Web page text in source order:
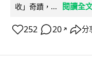
收」奇蹟，...
閱讀全
252 20 ↗ 分